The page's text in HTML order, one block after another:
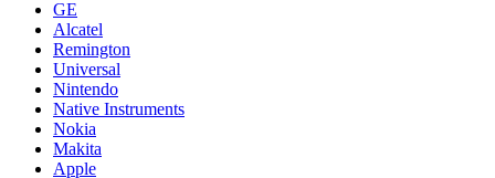
GE
Alcatel
Remington
Universal
Nintendo
Native Instruments
Nokia
Makita
Apple